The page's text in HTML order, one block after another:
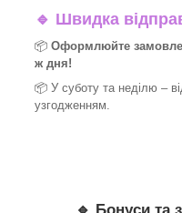
🔹 Швидка
📦 Оформлюйте
ж дня!
📦 У суботу та неділю –
узгодженням.